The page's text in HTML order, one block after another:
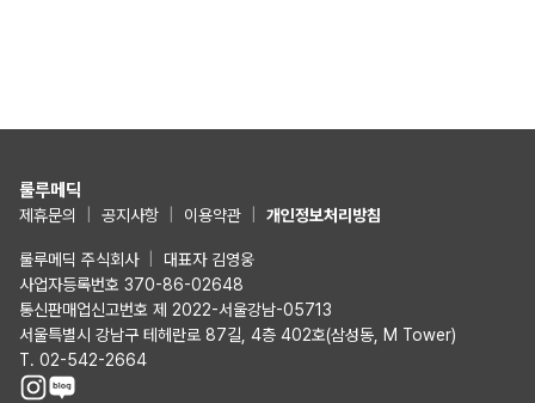
룰루메딕
제휴문의 공지사항 이용약관 개인정보처리방침
룰루메딕 주식회사
대표자 김영웅
사업자등록번호 370-86-02648
통신판매업신고번호 제 2022-서울강남-05713
서울특별시 강남구 테헤란로 87길, 4층 402호(삼성동, M Tower)
T. 02-542-2664